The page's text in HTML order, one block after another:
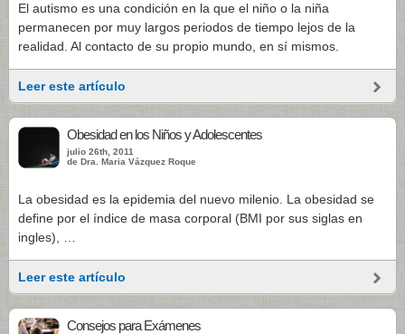
El autismo es una condición en la que el niño o la niña
permanecen por muy largos periodos de tiempo lejos de la
realidad. Al contacto de su propio mundo, en sí mismos.
Leer este artículo
Obesidad en los Niños y Adolescentes
julio 26th, 2011
de Dra. Maria Vázquez Roque
La obesidad es la epidemia del nuevo milenio. La obesidad se
define por el índice de masa corporal (BMI por sus siglas en
ingles), …
Leer este artículo
Consejos para Exámenes